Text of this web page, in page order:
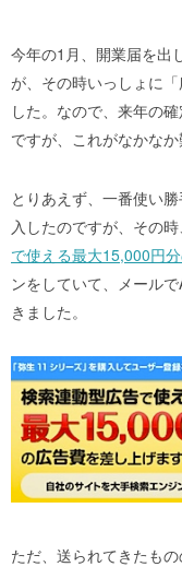
今年の1月、開業届を出
が、その時いっしょに
した。なので、来年の
ですが、これがなかな
とりあえず、一番使い
入したのですが、その時
で使える最大15,000円
ンをしていて、メール
きました。
ただ、送られてきたも